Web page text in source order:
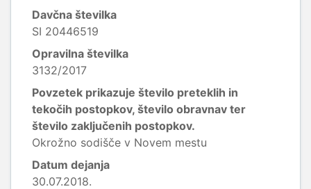
Davčna številka
SI 20446519
Opravilna številka
3132/2017
Povzetek prikazuje število preteklih in
tekočih postopkov, število obravnav ter
število zaključenih postopkov.
Okrožno sodišče v Novem mestu
Datum dejanja
30.07.2018.